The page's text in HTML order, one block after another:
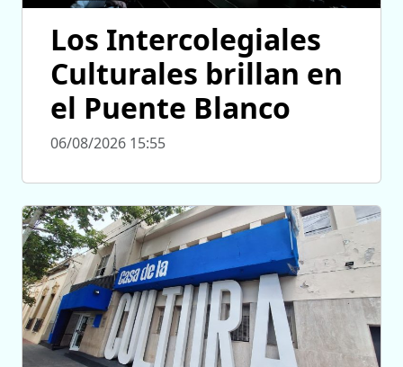
Los Intercolegiales
Culturales brillan en
el Puente Blanco
06/08/2026 15:55